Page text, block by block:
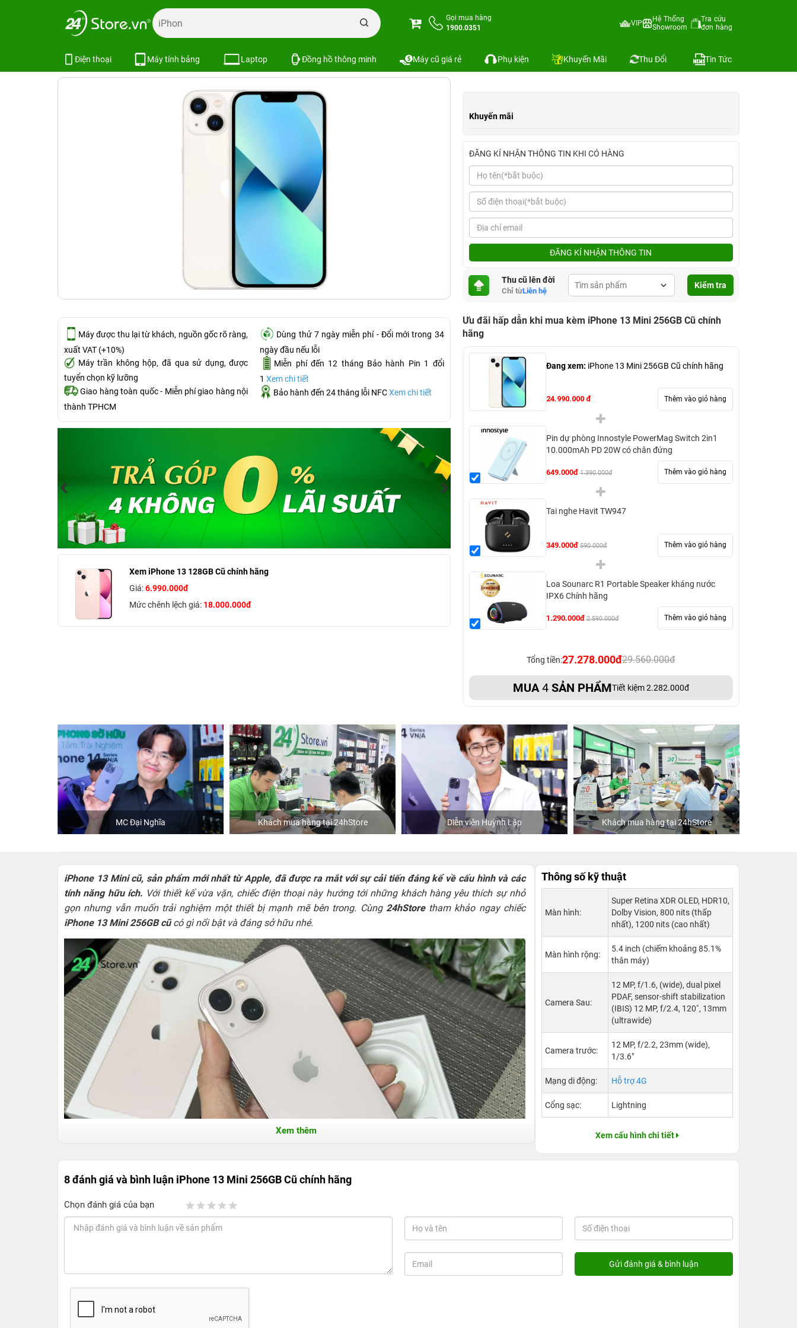
Gọi mua hàng
1900.0351
VIP
Hệ Thống
Showroom
Tra cứu
đơn hàng
Điện thoại Máy tính bảng Laptop Đồng hồ thông minh Máy cũ giá rẻ Phụ kiện Khuyến Mãi Thu Đổi Tin Tức
Trang chủ iPhone cũ iPhone 13 Mini 256GB Cũ chính hãng
Máy được thu lại từ khách, nguồn gốc rõ ràng,
xuất VAT (+10%)
Máy trần không hộp, đã qua sử dụng, được
tuyển chọn kỹ lưỡng
Giao hàng toàn quốc - Miễn phí giao hàng nội
thành TPHCM
Dùng thử 7 ngày miễn phí - Đổi mới trong 34
ngày đầu nếu lỗi
Miễn phí đến 12 tháng Bảo hành Pin 1 đổi
1Xem chi tiết
Bảo hành đến 24 tháng lỗi NFCXem chi tiết
Xem iPhone 13 128GB Cũ chính hãng
Giá:6.990.000đ
Mức chênh lệch giá: 18.000.000đ
Khuyến mãi
ĐĂNG KÍ NHẬN THÔNG TIN KHI CÓ HÀNG
ĐĂNG KÍ NHẬN THÔNG TIN
Thu cũ lên đời
Chỉ từLiên hệ
Kiểm tra
Ưu đãi hấp dẫn khi mua kèm iPhone 13 Mini 256GB Cũ chính
hãng
Đang xem: iPhone 13 Mini 256GB Cũ chính hãng
24.990.000 đ Thêm vào giỏ hàng
Pin dự phòng Innostyle PowerMag Switch 2in1
10.000mAh PD 20W có chân đứng
649.000đ 1.390.000đ Thêm vào giỏ hàng
Tai nghe Havit TW947
349.000đ 590.000đ Thêm vào giỏ hàng
Loa Sounarc R1 Portable Speaker kháng nước
IPX6 Chính hãng
1.290.000đ 2.590.000đ Thêm vào giỏ hàng
Tổng tiền:27.278.000đ29.560.000đ
MUA4SẢN PHẨMTiết kiệm 2.282.000đ
Khách mua hàng tại 24hStore Diễn viên Huỳnh Lập Khách mua hàng tại 24hStore Ca sĩ/Diễn viên Jun Phạm
iPhone 13 Mini cũ, sản phẩm mới nhất từ Apple, đã được ra mắt với sự cải tiến đáng kể về cấu hình và các
tính năng hữu ích. Với thiết kế vừa vặn, chiếc điện thoại này hướng tới những khách hàng yêu thích sự nhỏ
gọn nhưng vẫn muốn trải nghiệm một thiết bị mạnh mẽ bên trong. Cùng 24hStoretham khảo ngay chiếc
iPhone 13 Mini 256GB cũcó gì nổi bật và đáng sở hữu nhé.
Một số loại iPhone 13 Mini cũ chính hãng trên thị trường hiện nay
sẽ có mức phân chia như 99%, 98%...được sử dụng để đánh giá tình trạng
và chất lượng của iPhone cũ. Dưới đây là mô tả chi tiết về các mức phân chia thông thường:
iPhone 13 Mini 256GB Like new (99%):
chọn. iPhone cũ mức này vẫn giữ được ngoại hình như mới nguyên. Mặc dù đã sử dụng trong một thời gian
Xem thêm
Thông số kỹ thuật
Màn hình:
Super Retina XDR OLED, HDR10,
Dolby Vision, 800 nits (thấp
nhất), 1200 nits (cao nhất)
Màn hình rộng:
5.4 inch (chiếm khoảng 85.1%
thân máy)
Camera Sau:
12 MP, f/1.6, (wide), dual pixel
PDAF, sensor-shift stabilization
(IBIS) 12 MP, f/2.4, 120˚, 13mm
(ultrawide)
Camera trước:
12 MP, f/2.2, 23mm (wide),
1/3.6"
Mạng di động: Hỗ trợ 4G
Cổng sạc: Lightning
Xem cấu hình chi tiết
8 đánh giá và bình luận iPhone 13 Mini 256GB Cũ chính hãng
Chọn đánh giá của bạn